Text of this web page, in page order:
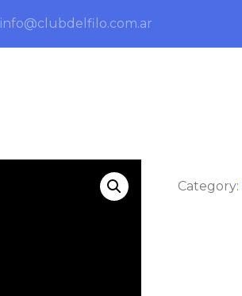
info@clubdelfilo.com.ar
Category: